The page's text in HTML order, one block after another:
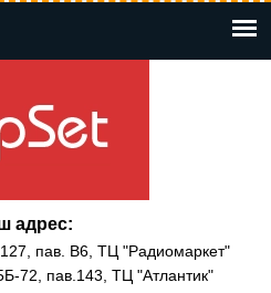
адрес:
пав. В6, ТЦ "Радиомаркет"
72, пав.143, ТЦ "Атлантик"